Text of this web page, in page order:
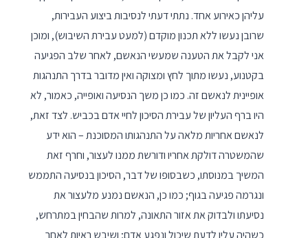
עליהן כאירוע אחד. נתתי דעתי לנסיבות ביצוע העבירות,
שרובן נעשו ללא תכנון מוקדם (למעט עבירת השיבוש), ומוכן
אני לקבל את הטענה שמעשי הנאשם, לאחר שלב הפגיעה
בקטנוע, נעשו מתוך לחץ ומצוקה ואין מדובר בדרך התנהגות
אופיינית לנאשם זה. כמו כן משך הנסיעה ואופייה, כאמור, לא
היו ברף העליון של עבירת הסיכון לחיי אדם בכביש. לצד זאת,
לנאשם אחריות מלאה על התנהגותו המסוכנת – הוא ידע
שהמשטרה דולקת אחריו ודורשת ממנו לעצור, וחרף זאת
המשיך במנוסתו, כשבסופו של דבר, הסיכון בנסיעה התממש
ונגרמה פגיעה בגוף; כמו כן, הנאשם נמנע מלעצור את
נסיעתו ולבדוק את אזור התאונה, למרות שהבחין במתרחש,